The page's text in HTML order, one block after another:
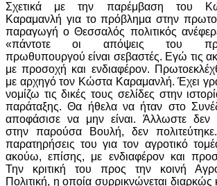
Σχετικά με την παρέμβαση του
Καραμανλή για το πρόβλημα στην
παραγωγή ο Θεσσαλός πολιτικός
«πάντοτε οι απόψεις του
πρωθυπουργού είναι σεβαστές. Εγώ τις
με προσοχή και ενδιαφέρον.
με αρχηγό τον Κώστα Καραμανλή. Έχει
νομίζω τις δικές τους σελίδες στην
παράταξης. Θα ήθελα να ήταν στο
αποφάσισε να μην είναι. Άλλωστε δεν
στην παρούσα Βουλή, δεν
παρατηρήσεις του για τον αγροτικό
ακούω, επίσης, με ενδιαφέρον και
Την κριτική του προς την κοινή
Πολιτική, η οποία συρρικνώνεται διαρκώς